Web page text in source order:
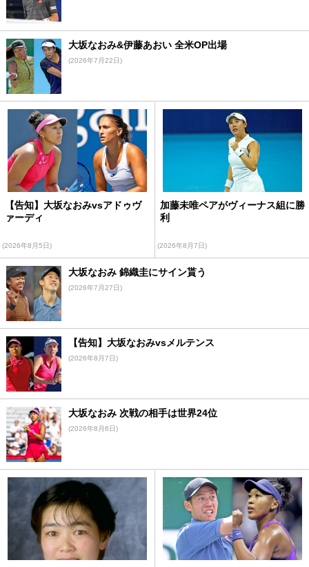
大坂なおみ&伊藤あおい 全米OP出場
(2026年7月22日)
【告知】大坂なおみvsアドゥヴ
ァーディ
(2026年8月5日)
加藤未唯ペアがヴィーナス組に勝
利
(2026年8月7日)
大坂なおみ 錦織圭にサイン貰う
(2026年7月27日)
【告知】大坂なおみvsメルテンス
(2026年8月7日)
大坂なおみ 次戦の相手は世界24位
(2026年8月6日)